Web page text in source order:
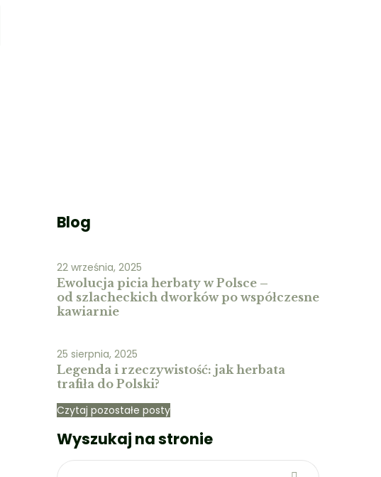
Blog
22 września, 2025
Ewolucja picia herbaty w Polsce –
od szlacheckich dworków po współczesne
kawiarnie
25 sierpnia, 2025
Legenda i rzeczywistość: jak herbata
trafiła do Polski?
Czytaj pozostałe posty
Wyszukaj na stronie